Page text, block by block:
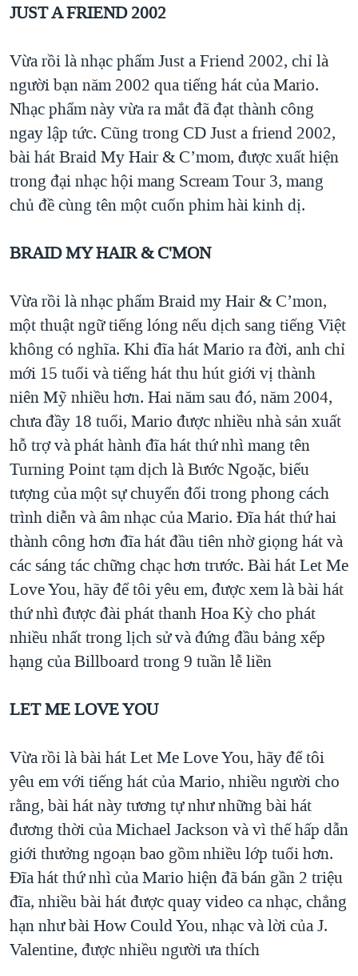
JUST A FRIEND 2002
Vừa rồi là nhạc phẩm Just a Friend 2002, chỉ là
người bạn năm 2002 qua tiếng hát của Mario.
Nhạc phẩm này vừa ra mắt đã đạt thành công
ngay lập tức. Cũng trong CD Just a friend 2002,
bài hát Braid My Hair & C’mom, được xuất hiện
trong đại nhạc hội mang Scream Tour 3, mang
chủ đề cùng tên một cuốn phim hài kinh dị.
BRAID MY HAIR & C'MON
Vừa rồi là nhạc phẩm Braid my Hair & C’mon,
một thuật ngữ tiếng lóng nếu dịch sang tiếng Việt
không có nghĩa. Khi đĩa hát Mario ra đời, anh chỉ
mới 15 tuổi và tiếng hát thu hút giới vị thành
niên Mỹ nhiều hơn. Hai năm sau đó, năm 2004,
chưa đầy 18 tuổi, Mario được nhiều nhà sản xuất
hỗ trợ và phát hành đĩa hát thứ nhì mang tên
Turning Point tạm dịch là Bước Ngoặc, biểu
tượng của một sự chuyển đổi trong phong cách
trình diễn và âm nhạc của Mario. Đĩa hát thứ hai
thành công hơn đĩa hát đầu tiên nhờ giọng hát và
các sáng tác chững chạc hơn trước. Bài hát Let Me
Love You, hãy để tôi yêu em, được xem là bài hát
thứ nhì được đài phát thanh Hoa Kỳ cho phát
nhiều nhất trong lịch sử và đứng đầu bảng xếp
hạng của Billboard trong 9 tuần lễ liền
LET ME LOVE YOU
Vừa rồi là bài hát Let Me Love You, hãy để tôi
yêu em với tiếng hát của Mario, nhiều người cho
rằng, bài hát này tương tự như những bài hát
đương thời của Michael Jackson và vì thế hấp dẫn
giới thưởng ngoạn bao gồm nhiều lớp tuổi hơn.
Đĩa hát thứ nhì của Mario hiện đã bán gần 2 triệu
đĩa, nhiều bài hát được quay video ca nhạc, chẳng
hạn như bài How Could You, nhạc và lời của J.
Valentine, được nhiều người ưa thích